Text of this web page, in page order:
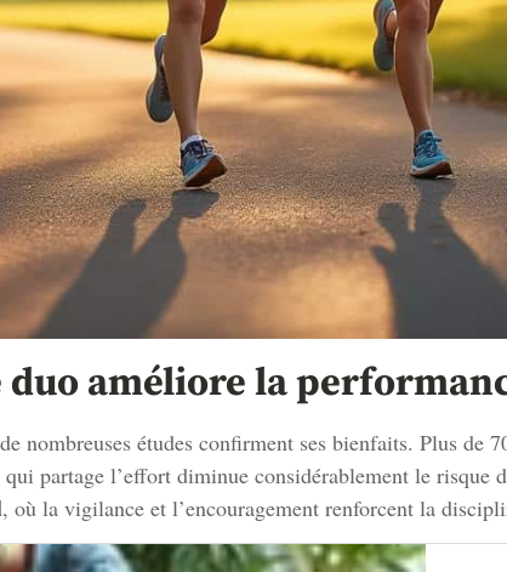
améliore la
nombreuses études confirment ses bienfaits. Plus de
partage l’effort diminue considérablement le risque
, où la vigilance et l’encouragement renforcent la